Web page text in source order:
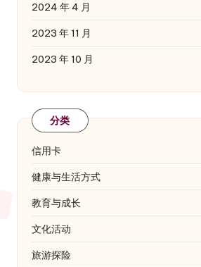
2024 年 4 月
2023 年 11 月
2023 年 10 月
分类
信用卡
健康与生活方式
教育与成长
文化活动
旅游探险